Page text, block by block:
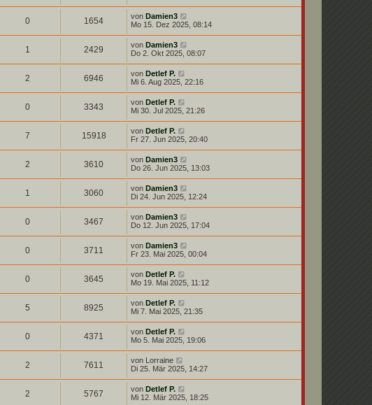
0 1654 von Damien3
Mo 15. Dez 2025, 08:14
1 2429 von Damien3
Do 2. Okt 2025, 08:07
2 6946 von Detlef P.
Mi 6. Aug 2025, 22:16
0 3343 von Detlef P.
Mi 30. Jul 2025, 21:26
7 15918 von Detlef P.
Fr 27. Jun 2025, 20:40
2 3610 von Damien3
Do 26. Jun 2025, 13:03
1 3060 von Damien3
Di 24. Jun 2025, 12:24
0 3467 von Damien3
Do 12. Jun 2025, 17:04
0 3711 von Damien3
Fr 23. Mai 2025, 00:04
0 3645 von Detlef P.
Mo 19. Mai 2025, 11:12
5 8925 von Detlef P.
Mi 7. Mai 2025, 21:35
0 4371 von Detlef P.
Mo 5. Mai 2025, 19:06
2 7611 von Lorraine
Di 25. Mär 2025, 14:27
2 5767 von Detlef P.
Mi 12. Mär 2025, 18:25